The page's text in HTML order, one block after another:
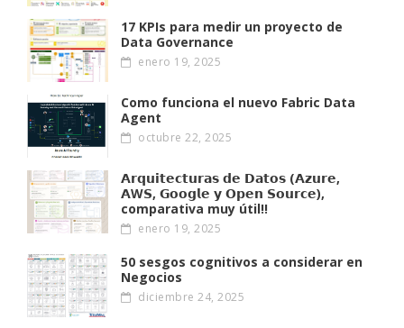
17 KPIs para medir un proyecto de
Data Governance
enero 19, 2025
Como funciona el nuevo Fabric Data
Agent
octubre 22, 2025
𝗔𝗿𝗾𝘂𝗶𝘁𝗲𝗰𝘁𝘂𝗿𝗮𝘀 𝗱𝗲 𝗗𝗮𝘁𝗼𝘀 (𝗔𝘇𝘂𝗿𝗲,
𝗔W𝗦, 𝗚𝗼𝗼𝗴𝗹𝗲 𝘆 𝗢𝗽𝗲𝗻 𝗦𝗼𝘂𝗿𝗰𝗲),
comparativa muy útil!!
enero 19, 2025
50 sesgos cognitivos a considerar en
Negocios
diciembre 24, 2025